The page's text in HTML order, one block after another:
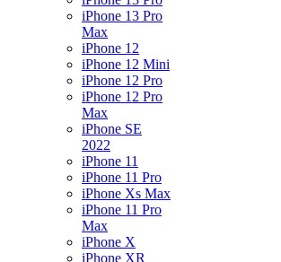
iPhone 13 Pro
Max
iPhone 12
iPhone 12 Mini
iPhone 12 Pro
iPhone 12 Pro
Max
iPhone SE
2022
iPhone 11
iPhone 11 Pro
iPhone Xs Max
iPhone 11 Pro
Max
iPhone X
iPhone XR